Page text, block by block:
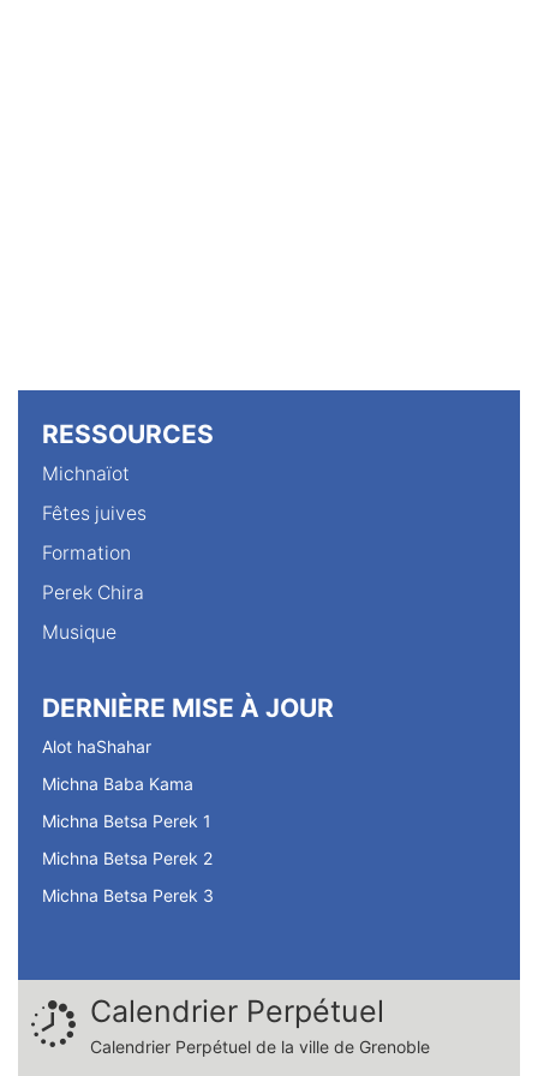
RESSOURCES
Michnaïot
Fêtes juives
Formation
Perek Chira
Musique
DERNIÈRE MISE À JOUR
Alot haShahar
Michna Baba Kama
Michna Betsa Perek 1
Michna Betsa Perek 2
Michna Betsa Perek 3
Calendrier Perpétuel
Calendrier Perpétuel de la ville de Grenoble